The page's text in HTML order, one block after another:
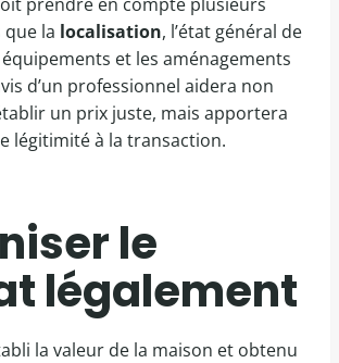
que la localisation, l’état général de
et les aménagements
d’un professionnel aidera non
un prix juste, mais apportera
légitimité à la transaction.
le
légalement
la valeur de la maison et obtenu